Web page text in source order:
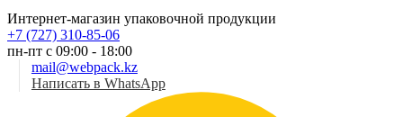
Интернет-магазин упаковочной продукции
+7 (727) 310-85-06
пн-пт с 09:00 - 18:00
mail@webpack.kz
Написать в WhatsApp